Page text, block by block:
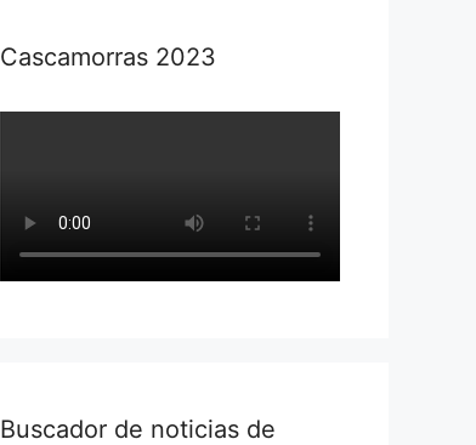
Cascamorras 2023
Buscador de noticias de